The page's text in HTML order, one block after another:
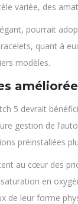
variée, des
pourrait
quant à
modèles.
5 devrait
gestion de
préinstallées
au cœur des
en
de leur forme